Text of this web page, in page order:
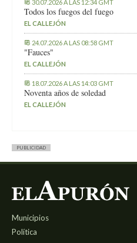
30.07.2026 A LAS 12:34 GMT
Todos los fuegos del fuego
EL CALLEJÓN
24.07.2026 A LAS 08:58 GMT
"Fauces"
EL CALLEJÓN
18.07.2026 A LAS 14:03 GMT
Noventa años de soledad
EL CALLEJÓN
PUBLICIDAD
Municipios
Política